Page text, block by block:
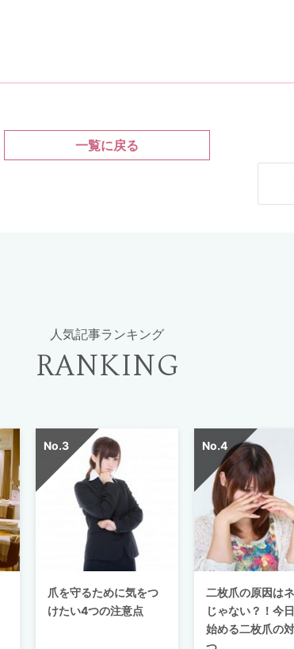
一覧に戻る
人気記事ランキング
RANKING
爪を守るために気をつ
けたい4つの注意点
二枚爪の原因は
じゃない？！今
始める二枚爪の